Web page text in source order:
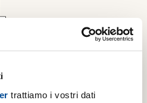
trattiamo i vostri dati
+ Luoghi